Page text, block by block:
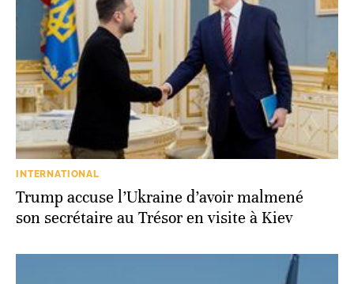
INTERNATIONAL
Trump accuse l’Ukraine d’avoir malmené
son secrétaire au Trésor en visite à Kiev